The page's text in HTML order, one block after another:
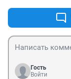
Гость
Войти